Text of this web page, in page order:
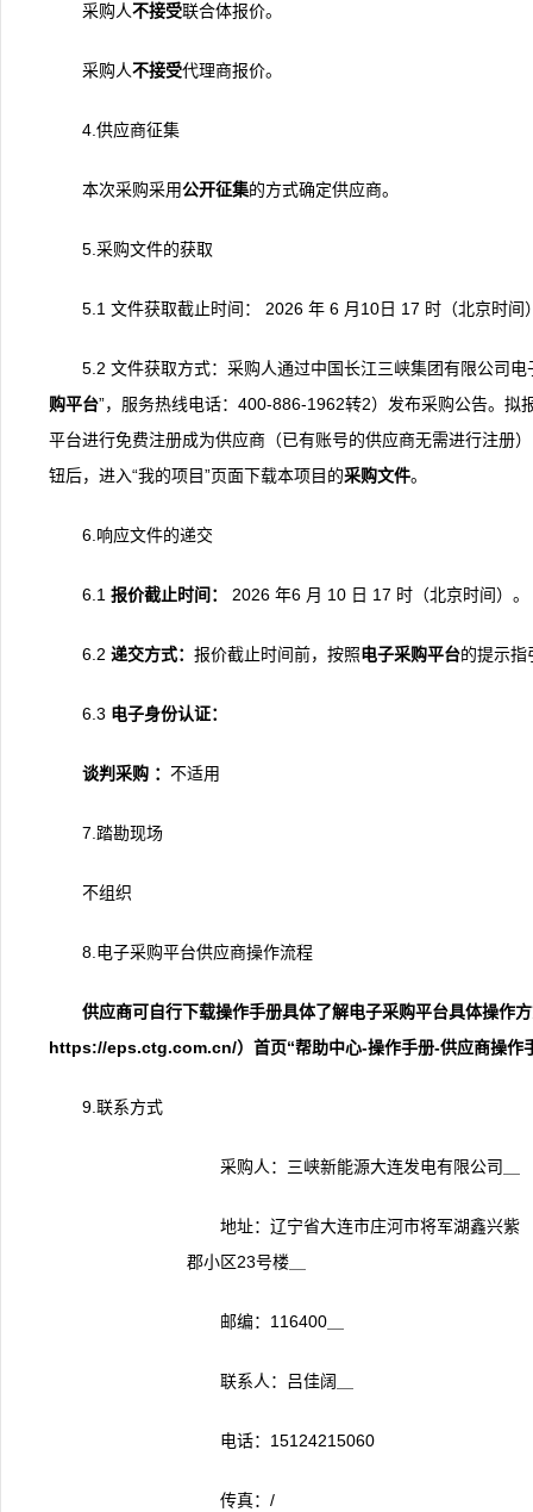
采购人不接受联合体报价。
采购人不接受代理商报价。
4.供应商征集
本次采购采用公开征集的方式确定供应商。
5.采购文件的获取
5.1 文件获取截止时间： 2026 年 6 月10日 17 时（北京时间
5.2 文件获取方式：采购人通过中国长江三峡集团有限公司
购平台”，服务热线电话：400-886-1962转2）发布采购公告。
平台进行免费注册成为供应商（已有账号的供应商无需进行注册
钮后，进入“我的项目”页面下载本项目的采购文件。
6.响应文件的递交
6.1 报价截止时间： 2026 年6 月 10 日 17 时（北京时间）。
6.2 递交方式： 报价截止时间前，按照电子采购平台的提示指
6.3 电子身份认证：
谈判采购 ： 不适用
7.踏勘现场
不组织
8.电子采购平台供应商操作流程
供应商可自行下载操作手册具体了解电子采购平台具体操作
https://eps.ctg.com.cn/）首页“帮助中心-操作手册-供应商操作
9.联系方式
采购人：三峡新能源大连发电有限公司＿
地址：辽宁省大连市庄河市将军湖鑫兴紫
郡小区23号楼＿
邮编：116400＿
联系人：吕佳阔＿
电话：15124215060
传真：/